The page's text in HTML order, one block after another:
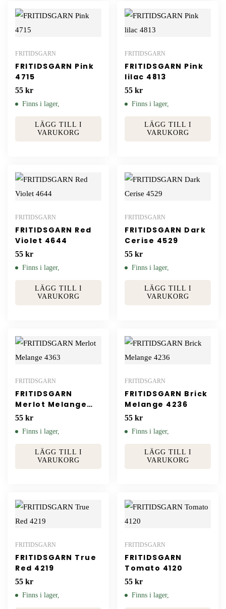
FRITIDSGARN
FRITIDSGARN Pink
4715
55 kr
Finns i lager,
LÄGG TILL I
VARUKORG
FRITIDSGARN
FRITIDSGARN Pink
lilac 4813
55 kr
Finns i lager,
LÄGG TILL I
VARUKORG
FRITIDSGARN
FRITIDSGARN Red
Violet 4644
55 kr
Finns i lager,
LÄGG TILL I
VARUKORG
FRITIDSGARN
FRITIDSGARN Dark
Cerise 4529
55 kr
Finns i lager,
LÄGG TILL I
VARUKORG
FRITIDSGARN
FRITIDSGARN
Merlot Melange
4363
55 kr
Finns i lager,
LÄGG TILL I
VARUKORG
FRITIDSGARN
FRITIDSGARN Brick
Melange 4236
55 kr
Finns i lager,
LÄGG TILL I
VARUKORG
FRITIDSGARN
FRITIDSGARN True
Red 4219
55 kr
Finns i lager,
FRITIDSGARN
FRITIDSGARN
Tomato 4120
55 kr
Finns i lager,